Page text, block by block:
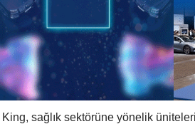
sağlık sektörüne yönelik